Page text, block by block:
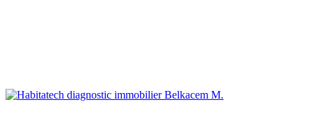
Belkacem M.